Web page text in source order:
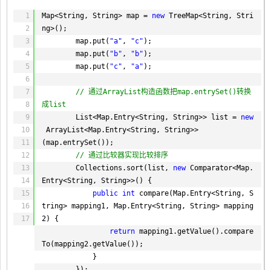
1
2
3
4
5
6
7
8
9
10
11
12
13
14
15
16
17
Map<String, String> map = new TreeMap<String, Stri
ng>();
map.put( "a" , "c" );
map.put( "b" , "b" );
map.put( "c" , "a" );
// 通过ArrayList构造函数把map.entrySet()转换
成list
List<Map.Entry<String, String>> list = new
ArrayList<Map.Entry<String, String>>
(map.entrySet());
// 通过比较器实现比较排序
Collections.sort(list, new Comparator<Map.
Entry<String, String>>() {
public int
compare(Map.Entry<String, S
tring> mapping1, Map.Entry<String, String> mapping
2) {
return mapping1.getValue().compare
To(mapping2.getValue());
}